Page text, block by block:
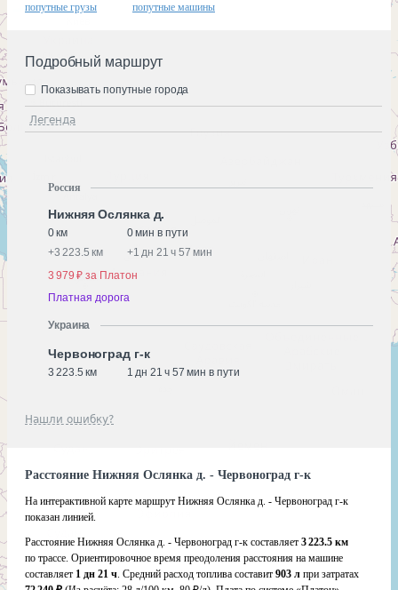
попутные грузы попутные машины
Подробный маршрут
Легенда
Показывать попутные города
Россия
Нижняя Ослянка д.
0 км
0 мин в пути
+3 223.5 км +1 дн 21 ч 57 мин
3 979 ₽ за Платон
Платная дорога
Украина
Червоноград г-к
3 223.5 км 1 дн 21 ч 57 мин в пути
Нашли ошибку?
Расстояние Нижняя Ослянка д. - Червоноград г-к
На интерактивной карте маршрут Нижняя Ослянка д. - Червоноград г-к
показан линией.
Расстояние Нижняя Ослянка д. - Червоноград г-к составляет 3 223.5 км
по трассе. Ориентировочное время преодоления расстояния на машине
составляет 1 дн 21 ч. Средний расход топлива составит 903 л при затратах